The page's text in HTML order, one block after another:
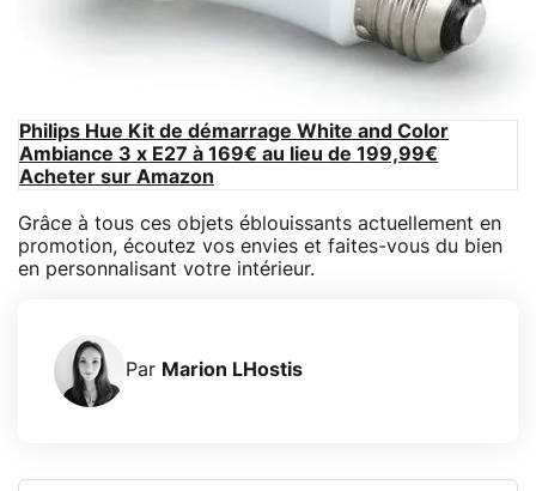
Philips Hue Kit de démarrage White and Color
Ambiance 3 x E27 à 169€ au lieu de 199,99€
Acheter sur Amazon
Grâce à tous ces objets éblouissants actuellement en
promotion, écoutez vos envies et faites-vous du bien
en personnalisant votre intérieur.
Par Marion LHostis